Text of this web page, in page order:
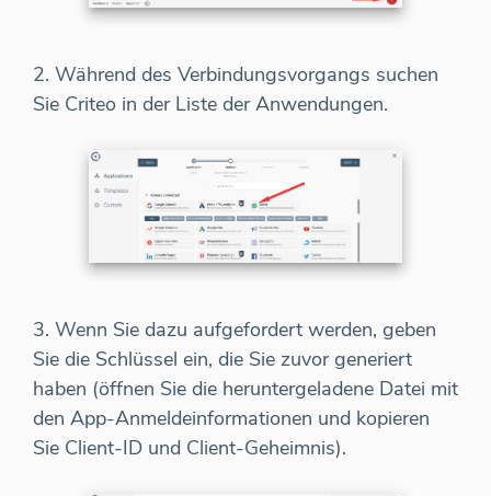
2. Während des Verbindungsvorgangs suchen
Sie Criteo in der Liste der Anwendungen.
3. Wenn Sie dazu aufgefordert werden, geben
Sie die Schlüssel ein, die Sie zuvor generiert
haben (öffnen Sie die heruntergeladene Datei mit
den App-Anmeldeinformationen und kopieren
Sie Client-ID und Client-Geheimnis).